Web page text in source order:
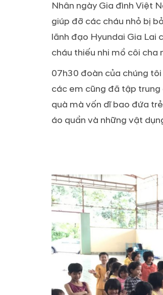
Nhân ngày Gia đình Việt
giúp đỡ các cháu nhỏ bị
lãnh đạo Hyundai Gia Lai
cháu thiếu nhi mồ côi
07h30 đoàn của chúng
các em cũng đã tập
quà mà vốn dĩ bao đứa
áo quần và những vật